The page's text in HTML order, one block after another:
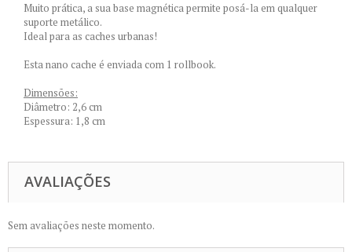
Muito prática, a sua base magnética permite posá-la em qualquer
suporte metálico.
Ideal para as caches urbanas!
Esta nano cache é enviada com 1 rollbook.
Dimensões:
Diâmetro: 2,6 cm
Espessura: 1,8 cm
AVALIAÇÕES
Sem avaliações neste momento.